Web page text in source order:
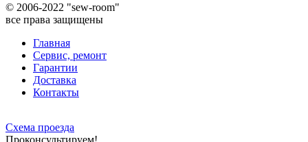
© 2006-2022 "sew-room"
все права защищены
Главная
Сервис, ремонт
Гарантии
Доставка
Контакты
Схема проезда
Проконсультируем!